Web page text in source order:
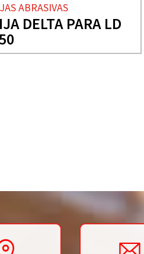
ABRASIVAS
DELTA PARA LD